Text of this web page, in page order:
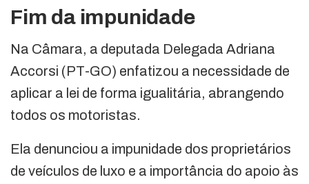
Fim da impunidade
Na Câmara, a deputada Delegada Adriana
Accorsi (PT-GO) enfatizou a necessidade de
aplicar a lei de forma igualitária, abrangendo
todos os motoristas.
Ela denunciou a impunidade dos proprietários
de veículos de luxo e a importância do apoio às